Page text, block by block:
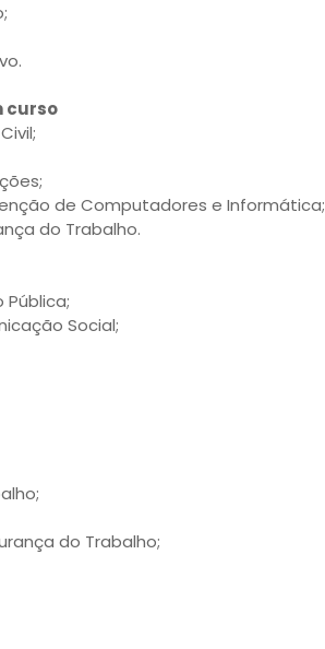
curso
de Computadores e Informática;
do Trabalho.
Social;
do Trabalho;